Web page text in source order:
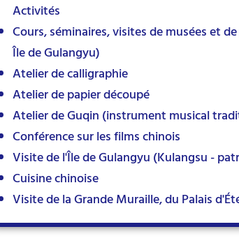
Activités
Cours, séminaires, visites de musées et
Île de Gulangyu)
Atelier de calligraphie
Atelier de papier découpé
Atelier de Guqin (instrument musical
Conférence sur les films chinois
Visite de l'Île de Gulangyu (Kulangsu -
Cuisine chinoise
Visite de la Grande Muraille, du Palais